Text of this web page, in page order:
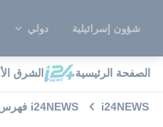
شؤون إسرائيلية دولي
الصفحة الرئيسية الشرق
i24NEWS i24NEWS فهرس علامات